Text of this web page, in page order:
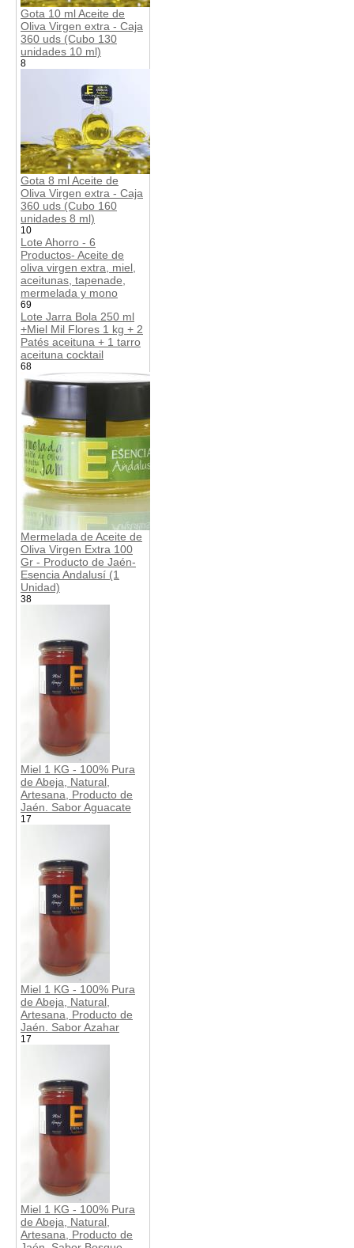
Gota 10 ml Aceite de
Oliva Virgen extra - Caja
360 uds (Cubo 130
unidades 10 ml)
8
Gota 8 ml Aceite de
Oliva Virgen extra - Caja
360 uds (Cubo 160
unidades 8 ml)
10
Lote Ahorro - 6
Productos- Aceite de
oliva virgen extra, miel,
aceitunas, tapenade,
mermelada y mono
69
Lote Jarra Bola 250 ml
+Miel Mil Flores 1 kg + 2
Patés aceituna + 1 tarro
aceituna cocktail
68
Mermelada de Aceite de
Oliva Virgen Extra 100
Gr - Producto de Jaén-
Esencia Andalusí (1
Unidad)
38
Miel 1 KG - 100% Pura
de Abeja, Natural,
Artesana, Producto de
Jaén. Sabor Aguacate
17
Miel 1 KG - 100% Pura
de Abeja, Natural,
Artesana, Producto de
Jaén. Sabor Azahar
17
Miel 1 KG - 100% Pura
de Abeja, Natural,
Artesana, Producto de